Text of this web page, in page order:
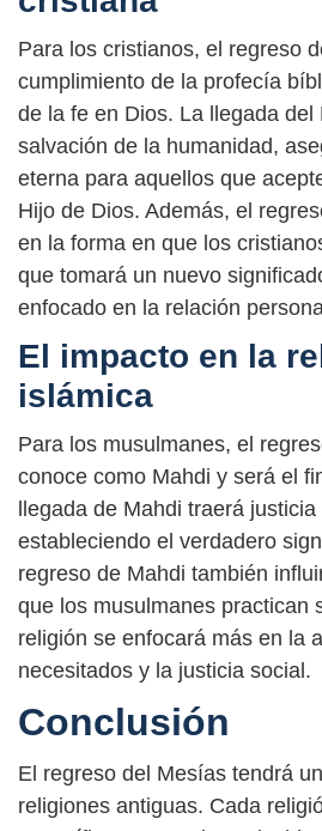
Para los cristianos, el regreso
cumplimiento de la profecía
de la fe en Dios. La llegada
salvación de la humanidad,
eterna para aquellos que
Hijo de Dios. Además, el
en la forma en que los
que tomará un nuevo
enfocado en la relación
El impacto en la
islámica
Para los musulmanes, el
conoce como Mahdi y será el
llegada de Mahdi traerá
estableciendo el verdadero
regreso de Mahdi también
que los musulmanes practican
religión se enfocará más en la
necesitados y la justicia social.
Conclusión
El regreso del Mesías tendrá
religiones antiguas. Cada